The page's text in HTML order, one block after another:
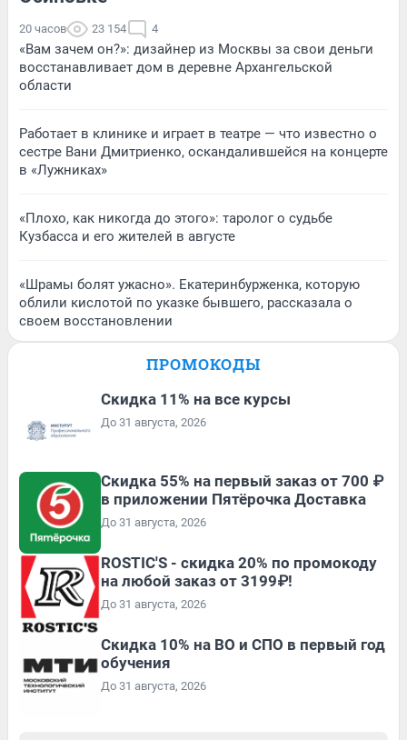
20 часов 23 154 4
«Вам зачем он?»: дизайнер из Москвы за свои деньги
восстанавливает дом в деревне Архангельской
области
Работает в клинике и играет в театре — что известно о
сестре Вани Дмитриенко, оскандалившейся на концерте
в «Лужниках»
«Плохо, как никогда до этого»: таролог о судьбе
Кузбасса и его жителей в августе
«Шрамы болят ужасно». Екатеринбурженка, которую
облили кислотой по указке бывшего, рассказала о
своем восстановлении
ПРОМОКОДЫ
Скидка 11% на все курсы
До 31 августа, 2026
Скидка 55% на первый заказ от 700 ₽
в приложении Пятёрочка Доставка
До 31 августа, 2026
ROSTIC'S - скидка 20% по промокоду
на любой заказ от 3199₽!
До 31 августа, 2026
Скидка 10% на ВО и СПО в первый год
обучения
До 31 августа, 2026